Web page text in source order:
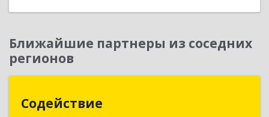
Ближайшие партнеры из соседних
регионов
Содействие